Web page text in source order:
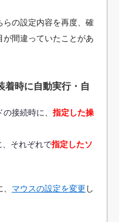
らの設定内容を再度、確
間違っていたことがあ
着時に自動実行・自
の接続時に、指定した操
、それぞれで指定したソ
マウスの設定を変更 し